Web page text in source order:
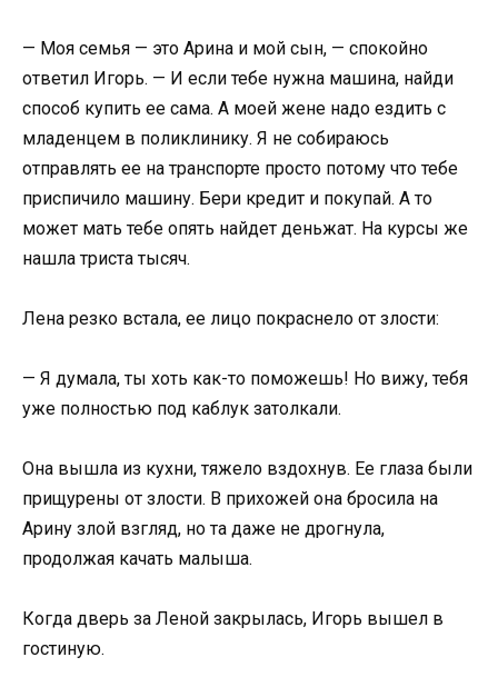
— Моя семья — это Арина и мой сын, — спокойно
ответил Игорь. — И если тебе нужна машина, найди
способ купить ее сама. А моей жене надо ездить с
младенцем в поликлинику. Я не собираюсь
отправлять ее на транспорте просто потому что тебе
приспичило машину. Бери кредит и покупай. А то
может мать тебе опять найдет деньжат. На курсы же
нашла триста тысяч.
Лена резко встала, ее лицо покраснело от злости:
— Я думала, ты хоть как-то поможешь! Но вижу, тебя
уже полностью под каблук затолкали.
Она вышла из кухни, тяжело вздохнув. Ее глаза были
прищурены от злости. В прихожей она бросила на
Арину злой взгляд, но та даже не дрогнула,
продолжая качать малыша.
Когда дверь за Леной закрылась, Игорь вышел в
гостиную.